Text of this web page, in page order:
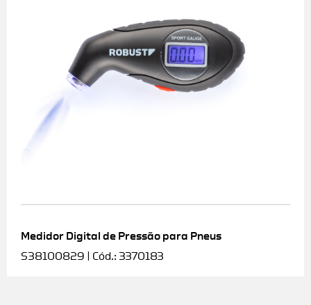
Medidor Digital de Pressão para Pneus
S38100829 | Cód.: 3370183